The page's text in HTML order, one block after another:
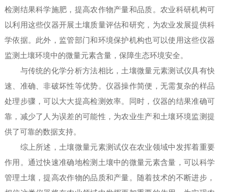
检测结果科学施肥，提高农作物产量和品质。农业科研机构可
以利用这些仪器开展土壤质量评估和研究，为农业发展提供科
学依据。此外，监管部门和环境保护机构也可以使用这些仪器
监测土壤环境中的微量元素含量，保障生态环境安全。
与传统的化学分析方法相比，土壤微量元素测试仪具有快
速、准确、非破坏性等优势。仪器操作简便，无需复杂的样品
处理步骤，可以大大提高检测效率。同时，仪器的结果准确可
靠，减少了人为误差的可能性，为农业生产和土壤环境监测提
供了可靠的数据支持。
综上所述，土壤微量元素测试仪在农业领域中发挥着重要
作用。通过快速准确地检测土壤中的微量元素含量，可以科学
管理土壤，提高农作物的品质和产量。随着技术的不断进步，